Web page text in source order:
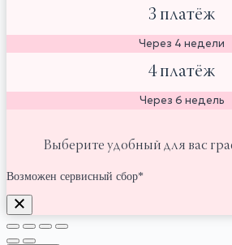
3 платёж
Через 4 недели
4 платёж
Через 6 недель
Выберите удобный для вас
Возможен сервисный сбор*